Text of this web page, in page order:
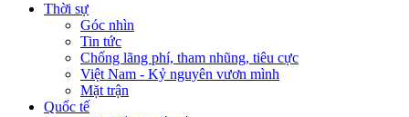
Thời sự
Góc nhìn
Tin tức
Chống lãng phí, tham nhũng, tiêu cực
Việt Nam - Kỷ nguyên vươn mình
Mặt trận
Quốc tế